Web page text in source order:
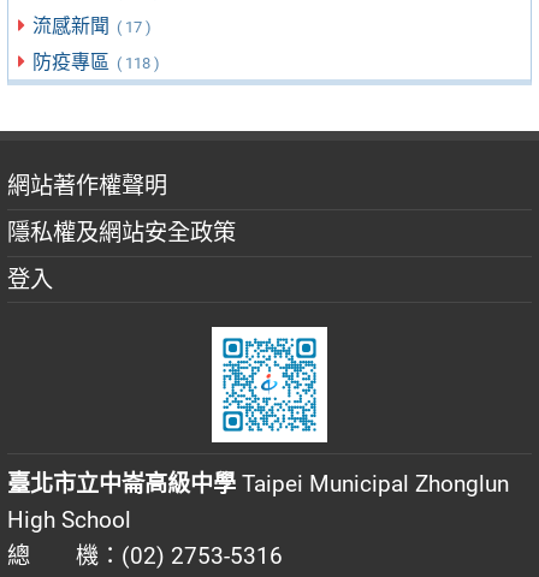
流感新聞 ( 17 )
防疫專區 ( 118 )
網站著作權聲明
隱私權及網站安全政策
登入
臺北市立中崙高級中學 Taipei Municipal Zhonglun
High School
總 機：(02) 2753-5316